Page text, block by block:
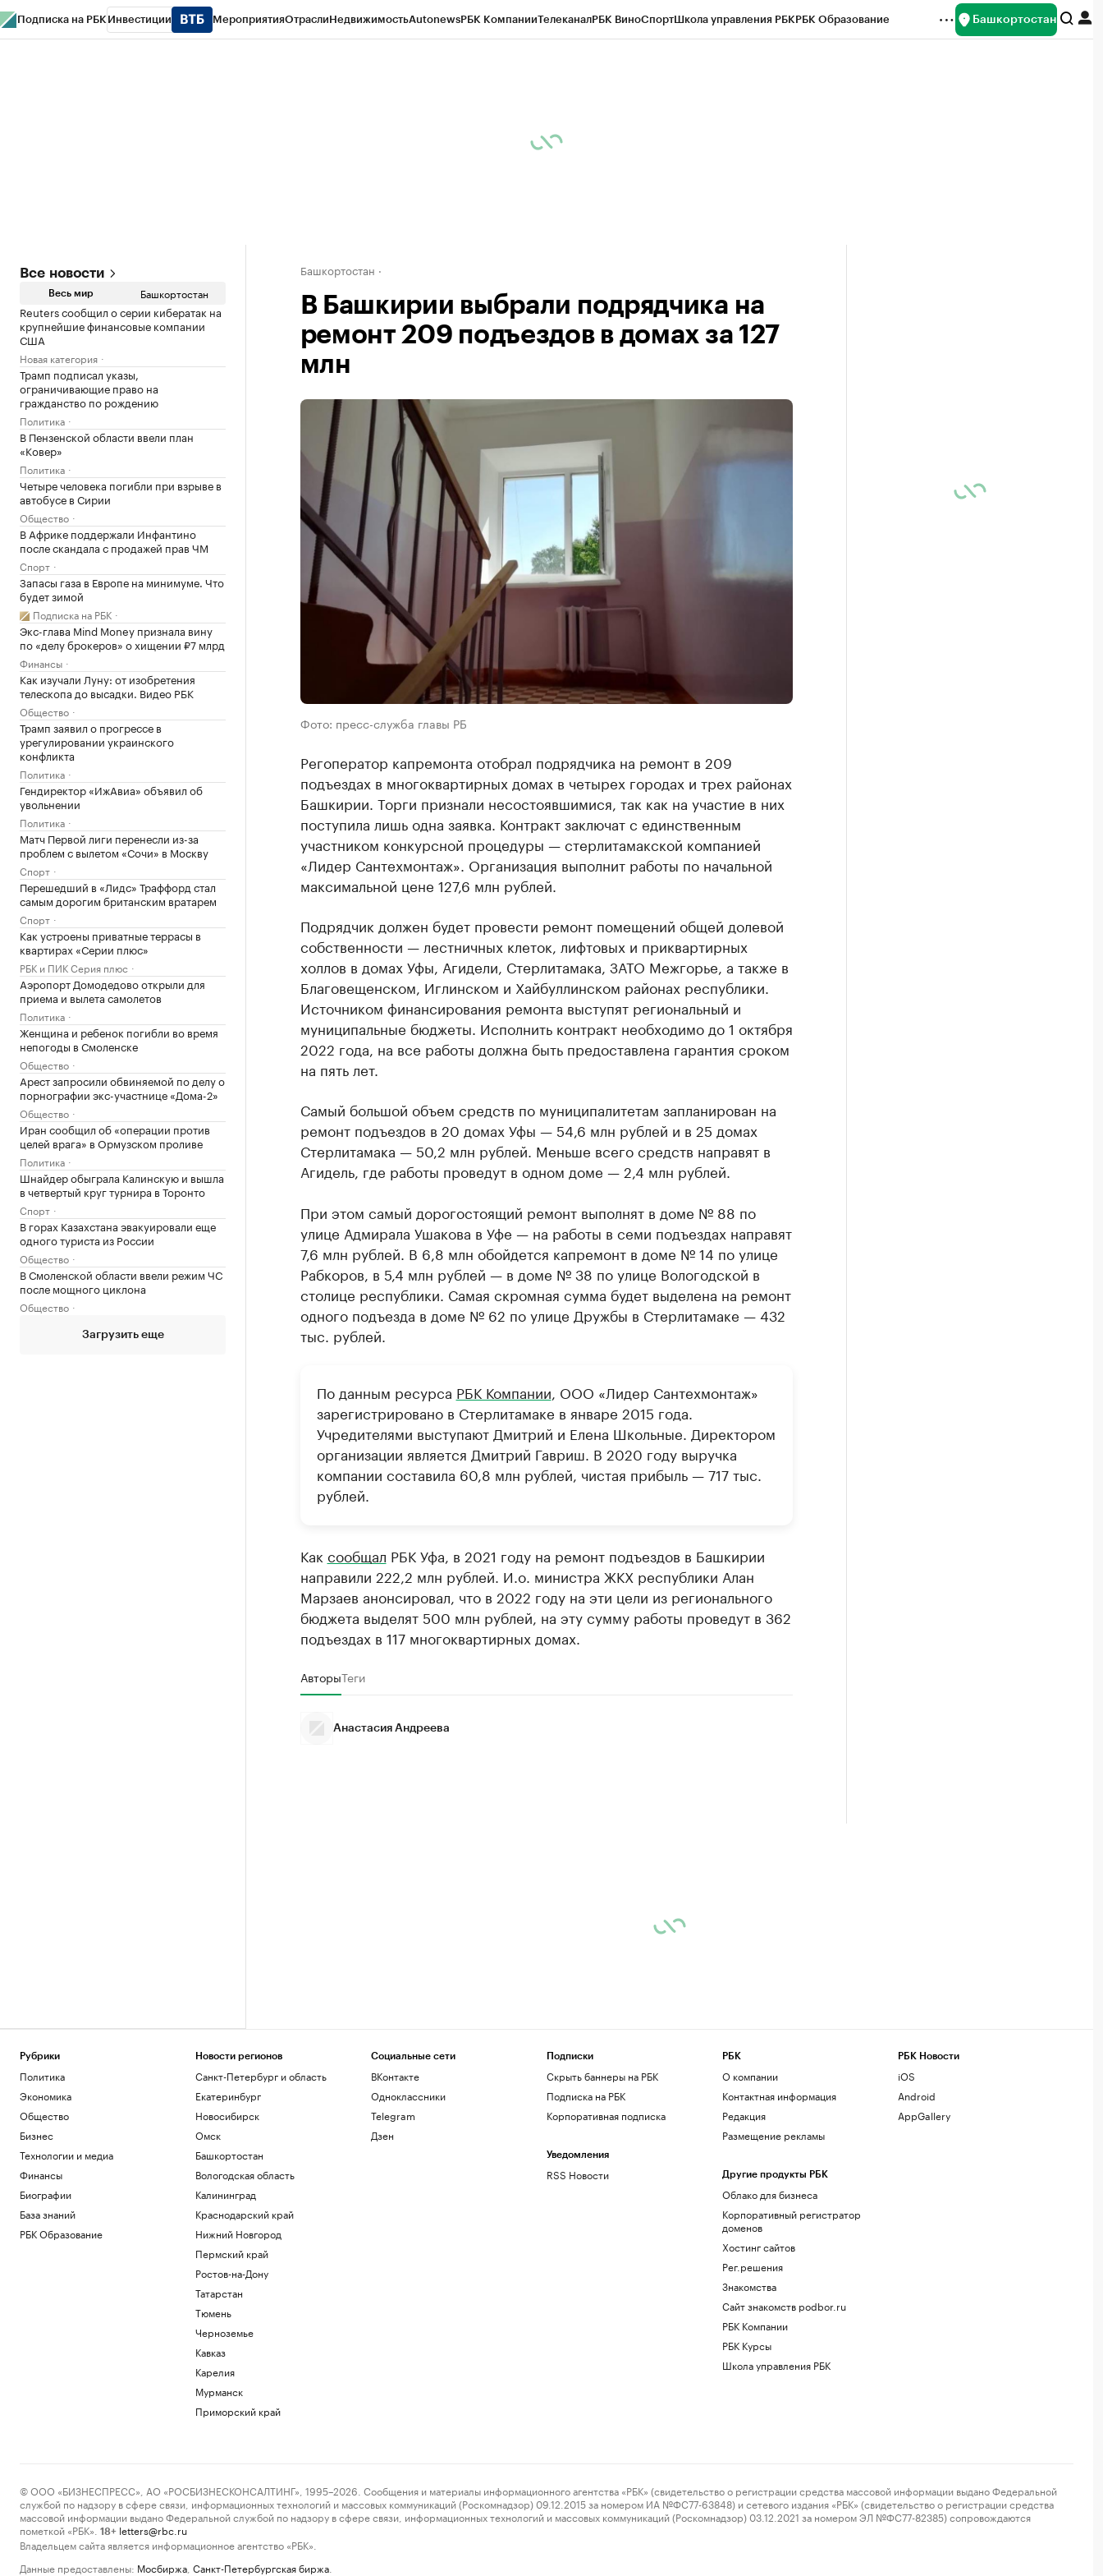
Подписка на РБК Инвестиции МероприятияОтраслиНедвижимостьAutonewsРБК КомпанииТелеканалРБК ВиноСпортШкола управления РБКРБК Образование Башкортостан
Все новости
Весь мир Башкортостан
Reuters сообщил о серии кибератак на
крупнейшие финансовые компании
США
Новая категория
Трамп подписал указы,
ограничивающие право на
гражданство по рождению
Политика
В Пензенской области ввели план
«Ковер»
Политика
Четыре человека погибли при взрыве в
автобусе в Сирии
Общество
В Африке поддержали Инфантино
после скандала с продажей прав ЧМ
Спорт
Запасы газа в Европе на минимуме. Что
будет зимой
Подписка на РБК
Экс-глава Mind Money признала вину
по «делу брокеров» о хищении ₽7 млрд
Финансы
Как изучали Луну: от изобретения
телескопа до высадки. Видео РБК
Общество
Трамп заявил о прогрессе в
урегулировании украинского
конфликта
Политика
Гендиректор «ИжАвиа» объявил об
увольнении
Политика
Матч Первой лиги перенесли из-за
проблем с вылетом «Сочи» в Москву
Спорт
Перешедший в «Лидс» Траффорд стал
самым дорогим британским вратарем
Спорт
Как устроены приватные террасы в
квартирах «Серии плюс»
РБК и ПИК Серия плюс
Аэропорт Домодедово открыли для
приема и вылета самолетов
Политика
Женщина и ребенок погибли во время
непогоды в Смоленске
Общество
Арест запросили обвиняемой по делу о
порнографии экс-участнице «Дома-2»
Общество
Иран сообщил об «операции против
целей врага» в Ормузском проливе
Политика
Шнайдер обыграла Калинскую и вышла
в четвертый круг турнира в Торонто
Спорт
В горах Казахстана эвакуировали еще
одного туриста из России
Общество
В Смоленской области ввели режим ЧС
после мощного циклона
Общество
Загрузить еще
Башкортостан
В Башкирии выбрали подрядчика на
ремонт 209 подъездов в домах за 127
млн
Фото: пресс-служба главы РБ
Регоператор капремонта отобрал подрядчика на ремонт в 209
подъездах в многоквартирных домах в четырех городах и трех районах
Башкирии. Торги признали несостоявшимися, так как на участие в них
поступила лишь одна заявка. Контракт заключат с единственным
участником конкурсной процедуры — стерлитамакской компанией
«Лидер Сантехмонтаж». Организация выполнит работы по начальной
максимальной цене 127,6 млн рублей.
Подрядчик должен будет провести ремонт помещений общей долевой
собственности — лестничных клеток, лифтовых и приквартирных
холлов в домах Уфы, Агидели, Стерлитамака, ЗАТО Межгорье, а также в
Благовещенском, Иглинском и Хайбуллинском районах республики.
Источником финансирования ремонта выступят региональный и
муниципальные бюджеты. Исполнить контракт необходимо до 1 октября
2022 года, на все работы должна быть предоставлена гарантия сроком
на пять лет.
Самый большой объем средств по муниципалитетам запланирован на
ремонт подъездов в 20 домах Уфы — 54,6 млн рублей и в 25 домах
Стерлитамака — 50,2 млн рублей. Меньше всего средств направят в
Агидель, где работы проведут в одном доме — 2,4 млн рублей.
При этом самый дорогостоящий ремонт выполнят в доме № 88 по
улице Адмирала Ушакова в Уфе — на работы в семи подъездах направят
7,6 млн рублей. В 6,8 млн обойдется капремонт в доме № 14 по улице
Рабкоров, в 5,4 млн рублей — в доме № 38 по улице Вологодской в
столице республики. Самая скромная сумма будет выделена на ремонт
одного подъезда в доме № 62 по улице Дружбы в Стерлитамаке — 432
тыс. рублей.
По данным ресурса РБК Компании , ООО «Лидер Сантехмонтаж»
зарегистрировано в Стерлитамаке в январе 2015 года.
Учредителями выступают Дмитрий и Елена Школьные. Директором
организации является Дмитрий Гавриш. В 2020 году выручка
компании составила 60,8 млн рублей, чистая прибыль — 717 тыс.
рублей.
Как сообщал РБК Уфа, в 2021 году на ремонт подъездов в Башкирии
направили 222,2 млн рублей. И.о. министра ЖКХ республики Алан
Марзаев анонсировал, что в 2022 году на эти цели из регионального
бюджета выделят 500 млн рублей, на эту сумму работы проведут в 362
подъездах в 117 многоквартирных домах.
АвторыТеги
Анастасия Андреева
Рубрики
Политика
Экономика
Общество
Бизнес
Технологии и медиа
Финансы
Биографии
База знаний
РБК Образование
Новости регионов
Санкт-Петербург и область
Екатеринбург
Новосибирск
Омск
Башкортостан
Вологодская область
Калининград
Краснодарский край
Нижний Новгород
Пермский край
Ростов-на-Дону
Татарстан
Тюмень
Черноземье
Кавказ
Карелия
Мурманск
Приморский край
Социальные сети
ВКонтакте
Одноклассники
Telegram
Дзен
Подписки
Скрыть баннеры на РБК
Подписка на РБК
Корпоративная подписка
Уведомления
RSS Новости
РБК
О компании
Контактная информация
Редакция
Размещение рекламы
Другие продукты РБК
Облако для бизнеса
Корпоративный регистратор
доменов
Хостинг сайтов
Рег.решения
Знакомства
Сайт знакомств podbor.ru
РБК Компании
РБК Курсы
Школа управления РБК
РБК Новости
iOS
Android
AppGallery
© ООО «БИЗНЕСПРЕСС», АО «РОСБИЗНЕСКОНСАЛТИНГ», 1995–2026. Сообщения и материалы информационного агентства «РБК» (свидетельство о регистрации средства массовой информации выдано Федеральной
службой по надзору в сфере связи, информационных технологий и массовых коммуникаций (Роскомнадзор) 09.12.2015 за номером ИА №ФС77-63848) и сетевого издания «РБК» (свидетельство о регистрации средства
массовой информации выдано Федеральной службой по надзору в сфере связи, информационных технологий и массовых коммуникаций (Роскомнадзор) 03.12.2021 за номером ЭЛ №ФС77-82385) сопровождаются
пометкой «РБК».
18+ letters@rbc.ru
Владельцем сайта является информационное агентство «РБК».
Данные предоставлены: Мосбиржа Санкт-Петербургская биржа